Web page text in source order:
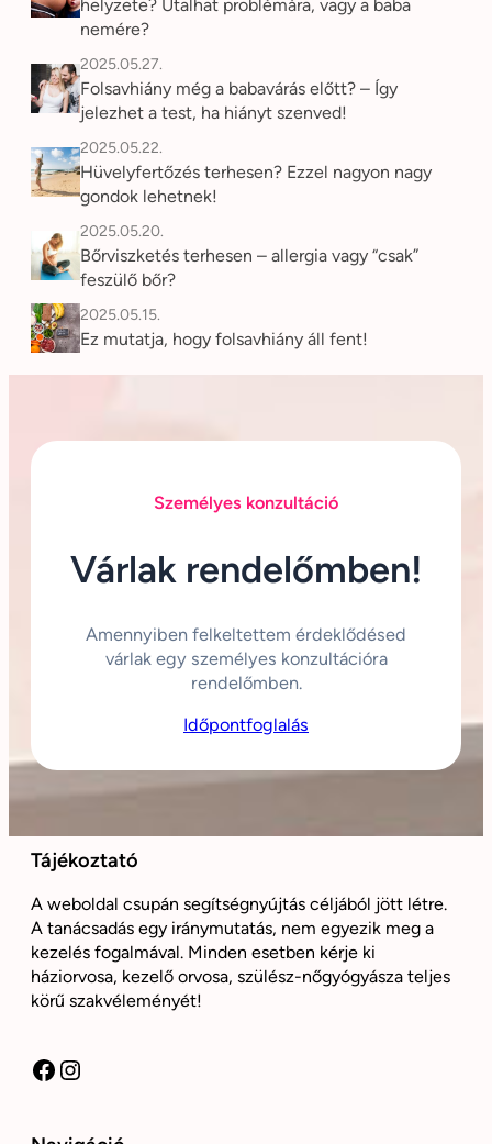
helyzete? Utalhat problémára, vagy a baba
nemére?
2025.05.27.
Folsavhiány még a babavárás előtt? – Így
jelezhet a test, ha hiányt szenved!
2025.05.22.
Hüvelyfertőzés terhesen? Ezzel nagyon nagy
gondok lehetnek!
2025.05.20.
Bőrviszketés terhesen – allergia vagy “csak”
feszülő bőr?
2025.05.15.
Ez mutatja, hogy folsavhiány áll fent!
Személyes konzultáció
Várlak rendelőmben!
Amennyiben felkeltettem érdeklődésed
várlak egy személyes konzultációra
rendelőmben.
Időpontfoglalás
Tájékoztató
A weboldal csupán segítségnyújtás céljából jött létre.
A tanácsadás egy iránymutatás, nem egyezik meg a
kezelés fogalmával. Minden esetben kérje ki
háziorvosa, kezelő orvosa, szülész-nőgyógyásza teljes
körű szakvéleményét!
Facebook Instagram